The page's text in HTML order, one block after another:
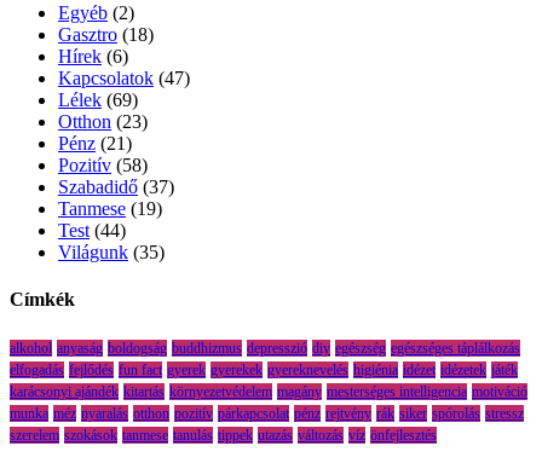
Egyéb (2)
Gasztro (18)
Hírek (6)
Kapcsolatok (47)
Lélek (69)
Otthon (23)
Pénz (21)
Pozitív (58)
Szabadidő (37)
Tanmese (19)
Test (44)
Világunk (35)
Címkék
alkohol anyaság boldogság buddhizmus depresszió diy egészség egészséges táplálkozás
elfogadás fejlődés fun fact gyerek gyerekek gyereknevelés higiénia idézet idézetek játék
karácsonyi ajándék kitartás környezetvédelem magány mesterséges intelligencia motiváció
munka méz nyaralás otthon pozitív párkapcsolat pénz rejtvény rák siker spórolás stressz
szerelem szokások tanmese tanulás tippek utazás változás víz önfejlesztés